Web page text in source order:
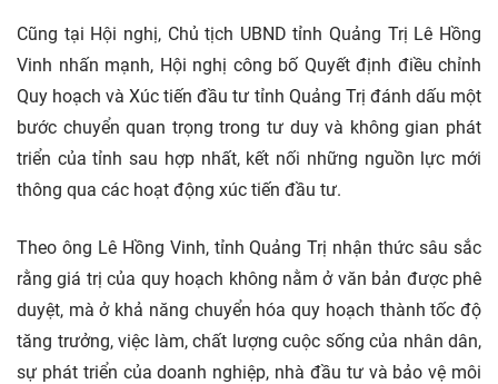
Cũng tại Hội nghị, Chủ tịch UBND tỉnh Quảng Trị Lê Hồng
Vinh nhấn mạnh, Hội nghị công bố Quyết định điều chỉnh
Quy hoạch và Xúc tiến đầu tư tỉnh Quảng Trị đánh dấu một
bước chuyển quan trọng trong tư duy và không gian phát
triển của tỉnh sau hợp nhất, kết nối những nguồn lực mới
thông qua các hoạt động xúc tiến đầu tư.
Theo ông Lê Hồng Vinh, tỉnh Quảng Trị nhận thức sâu sắc
rằng giá trị của quy hoạch không nằm ở văn bản được phê
duyệt, mà ở khả năng chuyển hóa quy hoạch thành tốc độ
tăng trưởng, việc làm, chất lượng cuộc sống của nhân dân,
sự phát triển của doanh nghiệp, nhà đầu tư và bảo vệ môi